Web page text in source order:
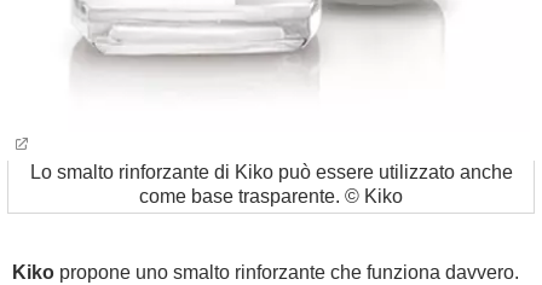
Lo smalto rinforzante di Kiko può essere utilizzato anche
come base trasparente. © Kiko
Kiko propone uno smalto rinforzante che funziona davvero.